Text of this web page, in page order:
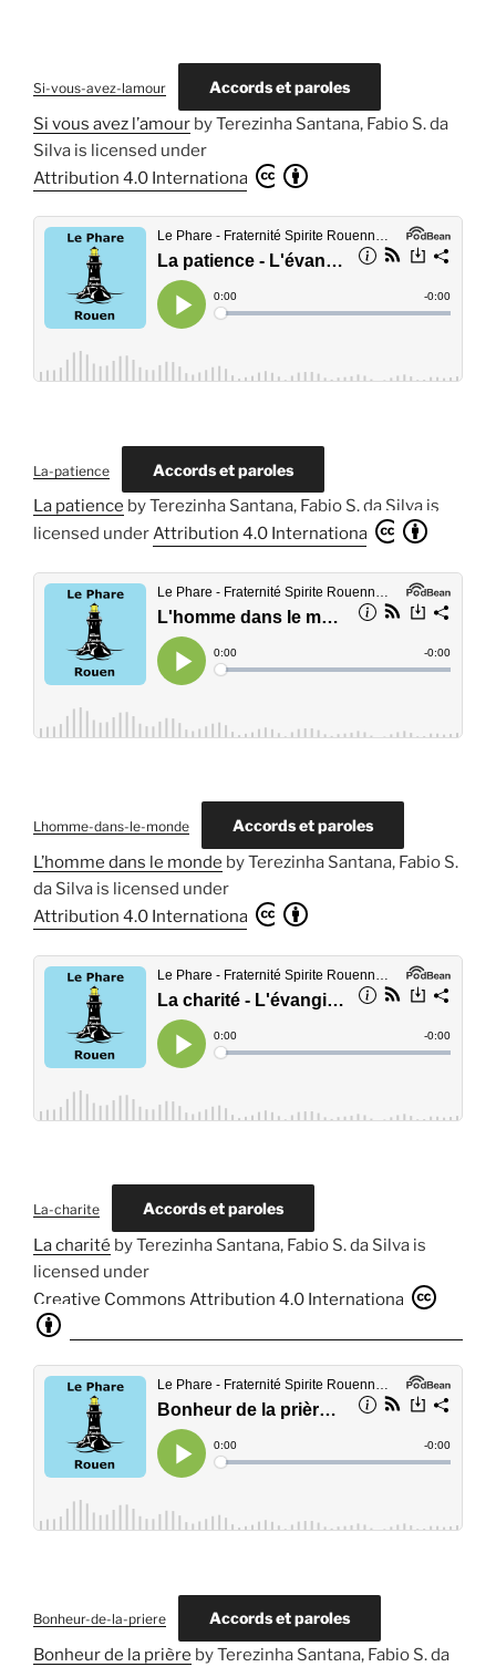
Si-vous-avez-lamour Accords et paroles
Si vous avez l’amour byTerezinha Santana, Fabio S. da
Silva is licensed under
Attribution 4.0 International
La-patience Accords et paroles
La patience byTerezinha Santana, Fabio S. da Silva is
licensed underAttribution 4.0 International
Lhomme-dans-le-monde Accords et paroles
L’homme dans le monde byTerezinha Santana, Fabio S.
da Silva is licensed under
Attribution 4.0 International
La-charite Accords et paroles
La charité byTerezinha Santana, Fabio S. da Silva is
licensed under
Creative Commons Attribution 4.0 International
Bonheur-de-la-priere Accords et paroles
Bonheur de la prière byTerezinha Santana, Fabio S. da